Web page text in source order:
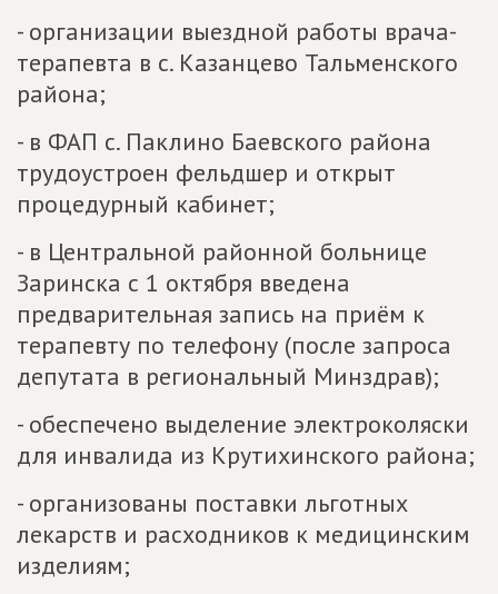
- организации выездной работы врача-
терапевта в с. Казанцево Тальменского
района;
- в ФАП с. Паклино Баевского района
трудоустроен фельдшер и открыт
процедурный кабинет;
- в Центральной районной больнице
Заринска с 1 октября введена
предварительная запись на приём к
терапевту по телефону (после запроса
депутата в региональный Минздрав);
- обеспечено выделение электроколяски
для инвалида из Крутихинского района;
- организованы поставки льготных
лекарств и расходников к медицинским
изделиям;